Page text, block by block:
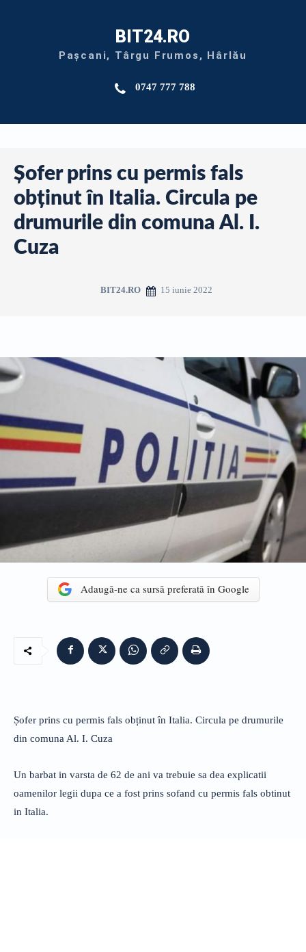
BIT24.RO
Pașcani, Târgu Frumos, Hârlău
0747 777 788
Șofer prins cu permis fals
obținut în Italia. Circula pe
drumurile din comuna Al. I.
Cuza
BIT24.RO 15 iunie 2022
Adaugă-ne ca sursă preferată în Google
Șofer prins cu permis fals obținut în Italia. Circula pe drumurile
din comuna Al. I. Cuza
Un barbat in varsta de 62 de ani va trebuie sa dea explicatii
oamenilor legii dupa ce a fost prins sofand cu permis fals obtinut
in Italia.